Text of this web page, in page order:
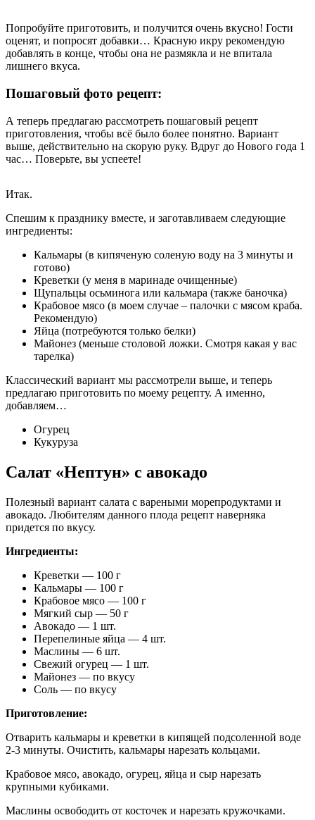
Попробуйте приготовить, и получится очень вкусно! Гости
оценят, и попросят добавки… Красную икру рекомендую
добавлять в конце, чтобы она не размякла и не впитала
лишнего вкуса.
Пошаговый фото рецепт:
А теперь предлагаю рассмотреть пошаговый рецепт
приготовления, чтобы всё было более понятно. Вариант
выше, действительно на скорую руку. Вдруг до Нового года 1
час… Поверьте, вы успеете!
Итак.
Спешим к празднику вместе, и заготавливаем следующие
ингредиенты:
Кальмары (в кипяченую соленую воду на 3 минуты и
готово)
Креветки (у меня в маринаде очищенные)
Щупальцы осьминога или кальмара (также баночка)
Крабовое мясо (в моем случае – палочки с мясом краба.
Рекомендую)
Яйца (потребуются только белки)
Майонез (меньше столовой ложки. Смотря какая у вас
тарелка)
Классический вариант мы рассмотрели выше, и теперь
предлагаю приготовить по моему рецепту. А именно,
добавляем…
Огурец
Кукуруза
Салат «Нептун» с авокадо
Полезный вариант салата с вареными морепродуктами и
авокадо. Любителям данного плода рецепт наверняка
придется по вкусу.
Ингредиенты:
Креветки — 100 г
Кальмары — 100 г
Крабовое мясо — 100 г
Мягкий сыр — 50 г
Авокадо — 1 шт.
Перепелиные яйца — 4 шт.
Маслины — 6 шт.
Свежий огурец — 1 шт.
Майонез — по вкусу
Соль — по вкусу
Приготовление:
Отварить кальмары и креветки в кипящей подсоленной воде
2-3 минуты. Очистить, кальмары нарезать кольцами.
Крабовое мясо, авокадо, огурец, яйца и сыр нарезать
крупными кубиками.
Маслины освободить от косточек и нарезать кружочками.